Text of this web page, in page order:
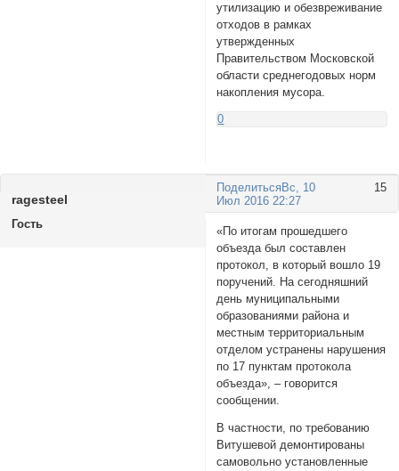
утилизацию и обезвреживание
отходов в рамках
утвержденных
Правительством Московской
области среднегодовых норм
накопления мусора.
0
Поделиться 15
Вс, 10
Июл 2016 22:27
ragesteel
Гость
«По итогам прошедшего
объезда был составлен
протокол, в который вошло 19
поручений. На сегодняшний
день муниципальными
образованиями района и
местным территориальным
отделом устранены нарушения
по 17 пунктам протокола
объезда», ‒ говорится
сообщении.
В частности, по требованию
Витушевой демонтированы
самовольно установленные